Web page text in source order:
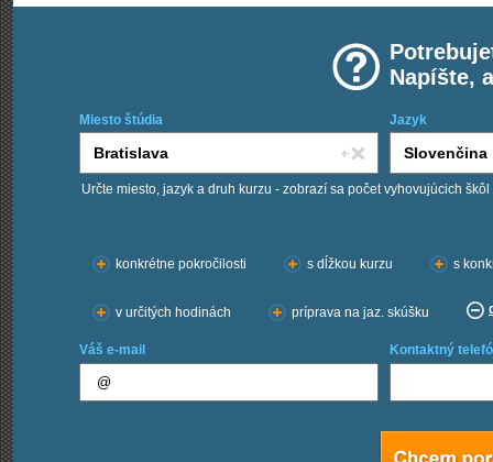
Napíšte,
Miesto štúdia Jazyk
Určte miesto, jazyk a druh kurzu - zobrazí sa počet vyhovujúcich škôl
konkrétne pokročilosti
s dĺžkou kurzu s
v určitých hodinách príprava na jaz. skúšku
Váš e-mail Kontaktný